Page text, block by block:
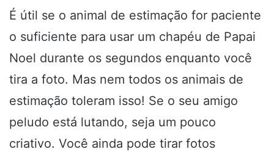
É útil se o animal de estimação for paciente
o suficiente para usar um chapéu de Papai
Noel durante os segundos enquanto você
tira a foto. Mas nem todos os animais de
estimação toleram isso! Se o seu amigo
peludo está lutando, seja um pouco
criativo. Você ainda pode tirar fotos